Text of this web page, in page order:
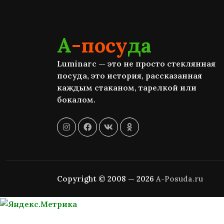
А-посуда
Luminarc — это не просто стеклянная
посуда, это история, рассказанная
каждым стаканом, тарелкой или
бокалом.
Copyright © 2008 — 2026 A-Posuda.ru